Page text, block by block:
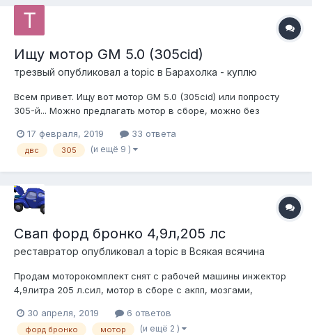
Ищу мотор GM 5.0 (305cid)
трезвый опубликовал a topic в Барахолка - куплю
Всем привет. Ищу вот мотор GM 5.0 (305cid) или попросту
305-й... Можно предлагать мотор в сборе, можно без
все варианты)
17 февраля, 2019 33 ответа
двс 305 (и ещё 9 )
Свап форд бронко 4,9л,205 лс
реставратор опубликовал a topic в Всякая всячина
Продам моторокомплект снят с рабочей машины инжектор
4,9литра 205 л.сил, мотор в сборе с акпп, мозгами,
(Сертолово).
30 апреля, 2019 6 ответов
форд бронко мотор (и ещё 2 )